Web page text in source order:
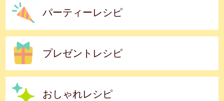
パーティーレシピ
プレゼントレシピ
おしゃれレシピ